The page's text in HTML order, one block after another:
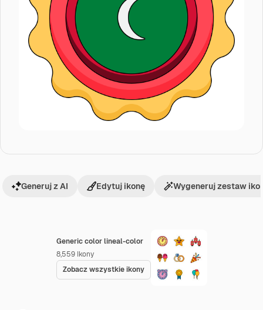
Generic color lineal-color
8,559 Ikony
Zobacz wszystkie ikony
Generuj z AI Edytuj ikonę Wygeneruj zestaw